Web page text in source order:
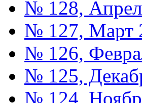
№ 128,
№ 127, Март
№ 126,
№ 125,
№ 124,